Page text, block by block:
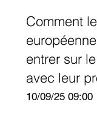
Comment
entrer sur
avec leur
10/09/25 09:00